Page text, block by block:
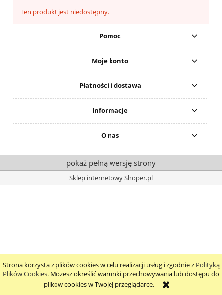
Strona korzysta z plików cookies w celu realizacji usług i zgodnie z Polityką
Plików Cookies. Możesz określić warunki przechowywania lub dostępu do
plików cookies w Twojej przeglądarce.
Ten produkt jest niedostępny.
Pomoc
Moje konto
Płatności i dostawa
Informacje
O nas
pokaż pełną wersję strony
Sklep internetowy Shoper.pl